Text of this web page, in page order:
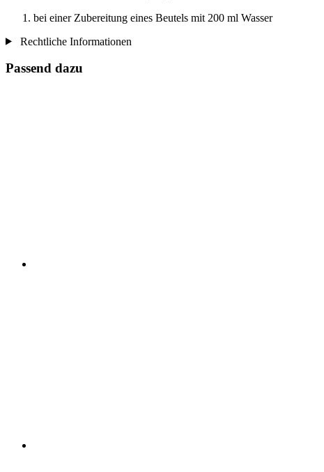
bei einer Zubereitung eines Beutels mit 200 ml Wasser
Rechtliche Informationen
Passend dazu